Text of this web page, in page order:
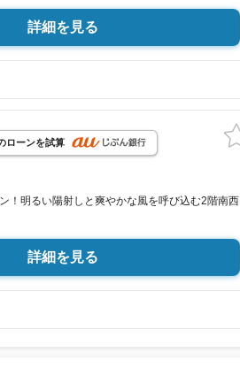
年5月1日2026年12月28日
も承ります
が対応いたします
動産会社出身です。納得いく条件で
ディーに対応いたします
出来る限り希望の物件の内覧が出来るよう
せて頂きます。
頂きません。
押ししていきたい為一都三県ご案内可能。
店舗開設しております。
詳細を見る
ローンを試算
！明るい陽射しと爽やかな風を呼び込む2階南西
心のオートロック付き
られ生活スペースを広く利用できます
詳細を見る